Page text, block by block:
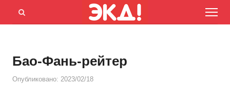
Menu
Открыть
Бао-Фань-рейтер
Опубликовано: 2023/02/18